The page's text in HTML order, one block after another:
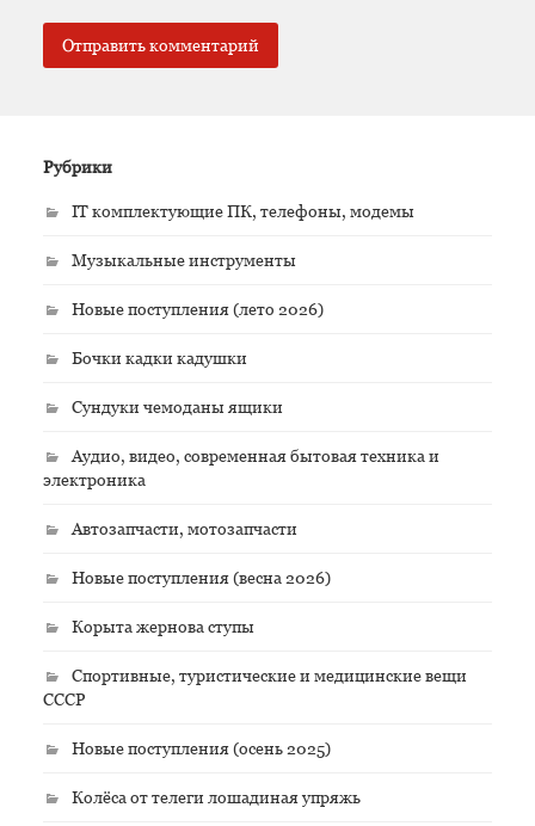
Рубрики
IT комплектующие ПК, телефоны, модемы
Музыкальные инструменты
Новые поступления (лето 2026)
Бочки кадки кадушки
Сундуки чемоданы ящики
Аудио, видео, современная бытовая техника и
электроника
Автозапчасти, мотозапчасти
Новые поступления (весна 2026)
Корыта жернова ступы
Спортивные, туристические и медицинские вещи
СССР
Новые поступления (осень 2025)
Колёса от телеги лошадиная упряжь